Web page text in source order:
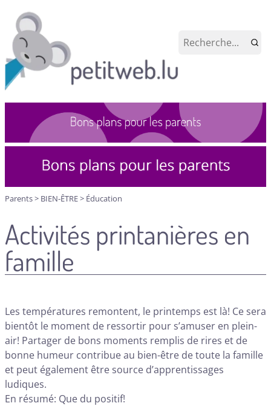
Parents> BIEN-ÊTRE> Éducation
Activités printanières en
famille
Les températures remontent, le printemps est là! Ce sera
bientôt le moment de ressortir pour s’amuser en plein-
air! Partager de bons moments remplis de rires et de
bonne humeur contribue au bien-être de toute la famille
et peut également être source d’apprentissages
ludiques.
En résumé: Que du positif!